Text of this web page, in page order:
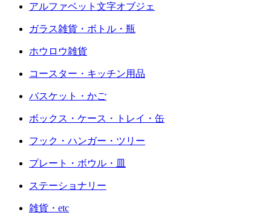
アルファベット文字オブジェ
ガラス雑貨・ボトル・瓶
ホウロウ雑貨
コースター・キッチン用品
バスケット・かご
ボックス・ケース・トレイ・缶
フック・ハンガー・ツリー
プレート・ボウル・皿
ステーショナリー
雑貨・etc